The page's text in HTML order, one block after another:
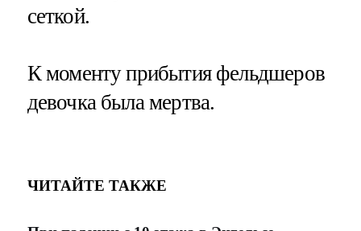
сеткой.
К моменту прибытия фельдшеров
девочка была мертва.
ЧИТАЙТЕ ТАКЖЕ